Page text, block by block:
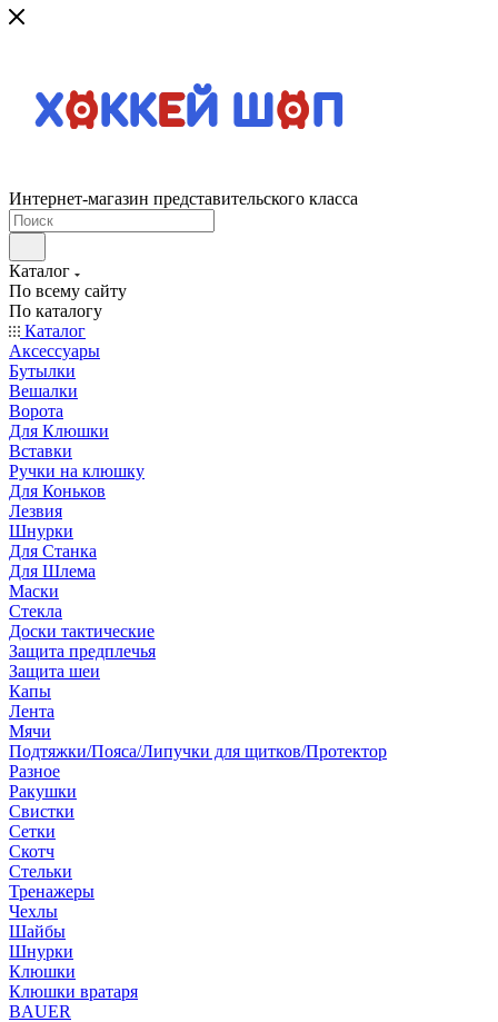
Интернет-магазин представительского класса
Каталог
По всему сайту
По каталогу
Каталог
Аксессуары
Бутылки
Вешалки
Ворота
Для Клюшки
Вставки
Ручки на клюшку
Для Коньков
Лезвия
Шнурки
Для Станка
Для Шлема
Маски
Стекла
Доски тактические
Защита предплечья
Защита шеи
Капы
Лента
Мячи
Подтяжки/Пояса/Липучки для щитков/Протектор
Разное
Ракушки
Свистки
Сетки
Скотч
Стельки
Тренажеры
Чехлы
Шайбы
Шнурки
Клюшки
Клюшки вратаря
BAUER